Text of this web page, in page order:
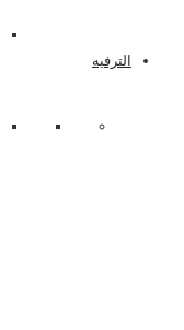
الترفيه